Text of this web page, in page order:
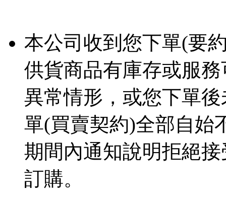
本公司收到您下單(要
供貨商品有庫存或服
異常情形，或您下單
單(買賣契約)全部自始
期間內通知說明拒絕
訂購。